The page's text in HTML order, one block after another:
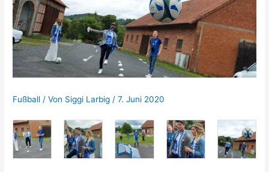
Fußball / Von Siggi Larbig/7. Juni 2020